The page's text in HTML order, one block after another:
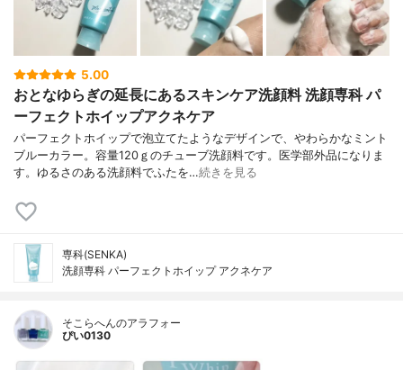
5.00
おとなゆらぎの延長にあるスキンケア洗顔料 洗顔専科 パ
ーフェクトホイップアクネケア
パーフェクトホイップで泡立てたようなデザインで、やわらかなミント
ブルーカラー。容量120ｇのチューブ洗顔料です。医学部外品になりま
す。ゆるさのある洗顔料でふたを…続きを見る
専科(SENKA)
洗顔専科 パーフェクトホイップ アクネケア
そこらへんのアラフォー
ぴい0130